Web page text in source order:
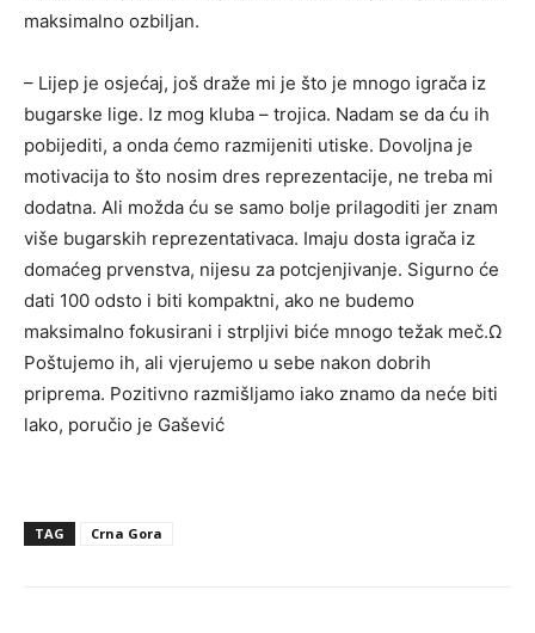
maksimalno ozbiljan.
– Lijep je osjećaj, još draže mi je što je mnogo igrača iz
bugarske lige. Iz mog kluba – trojica. Nadam se da ću ih
pobijediti, a onda ćemo razmijeniti utiske. Dovoljna je
motivacija to što nosim dres reprezentacije, ne treba mi
dodatna. Ali možda ću se samo bolje prilagoditi jer znam
više bugarskih reprezentativaca. Imaju dosta igrača iz
domaćeg prvenstva, nijesu za potcjenjivanje. Sigurno će
dati 100 odsto i biti kompaktni, ako ne budemo
maksimalno fokusirani i strpljivi biće mnogo težak meč.Ω
Poštujemo ih, ali vjerujemo u sebe nakon dobrih
priprema. Pozitivno razmišljamo iako znamo da neće biti
lako, poručio je Gašević
TAG Crna Gora